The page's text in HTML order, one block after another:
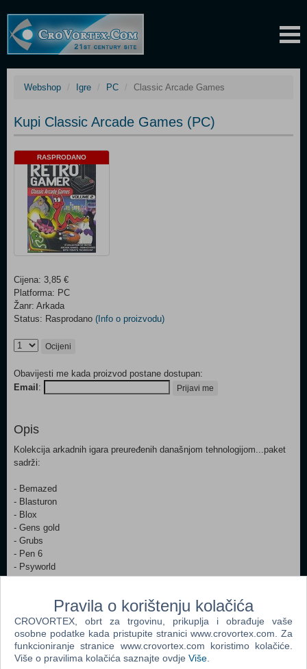
Webshop Igre PC Classic Arcade Games
Kupi Classic Arcade Games (PC)
RASPRODANO
Cijena: 3,85 €
Platforma: PC
Žanr: Arkada
Status: Rasprodano (Info o proizvodu)
Ocijeni
Obavijesti me kada proizvod postane dostupan:
Email : Prijavi me
Opis
Kolekcija arkadnih igara preuređenih današnjom tehnologijom...paket
sadrži:
- Bemazed
- Blasturon
- Blox
- Gens gold
- Grubs
- Pen 6
- Psyworld
- Zak zapper
Popularno
Dig Dog Out (PC)
Pravila o korištenju kolačića
CROVORTEX, obrt za trgovinu, prikuplja i obrađuje vaše
osobne podatke kada pristupite stranici www.crovortex.com. Za
funkcioniranje stranice www.crovortex.com koristimo kolačiće.
Više o pravilima kolačića saznajte ovdje Više